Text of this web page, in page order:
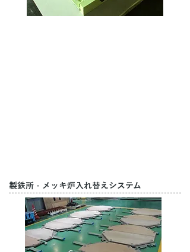
製鉄所 - メッキ炉入れ替えシステム